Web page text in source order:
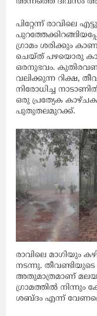
പിറ്റേന്ന് രാവിലെ
ഗ്രാമം ശരിക്കും
ചെയ്ത് പഴയൊരു
ഒരനുഭവം.
വലിക്കുന്ന റിക്ഷ,
നിരോധിച്ച
ഒരു പ്രത്യേക
പുതുതലമുറക്ക്.
രാവിലെ മാഗിയും
നടന്നു.
അതുമാത്രമാണ്
ഗ്രാമത്തിൽ നിന്നും
ശബ്ദം എന്ന്